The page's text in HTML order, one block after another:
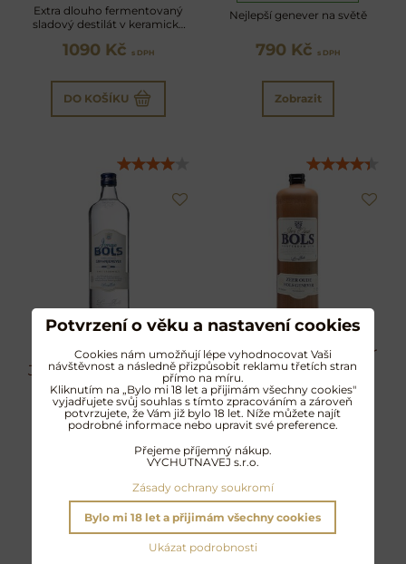
Extra dlouho fermentovaný
sladový destilát v keramické
1090 Kč s DPH
DO KOŠÍKU
Nejlepší genever na světě
790 Kč s DPH
Zobrazit
Bols Amsterdam
Jonge Graangenever 1
l
Extra dlouho fermentovaný
sladový destilát
s DPH
DO KOŠÍKU
Bols Amsterdam Zeer
Oude Genever
Karamelově nasládlá chuť
prověřená staletími
595 Kč
DO KOŠÍKU
Potvrzení o věku a nastavení cookies
Cookies nám umožňují lépe vyhodnocovat Vaši
návštěvnost a následně přizpůsobit reklamu třetích stran
přímo na míru.
Kliknutím na „Bylo mi 18 let a přijimám všechny cookies"
vyjadřujete svůj souhlas s tímto zpracováním a zároveň
potvrzujete, že Vám již bylo 18 let. Níže můžete najít
podrobné informace nebo upravit své preference.
Přejeme příjemný nákup.
VYCHUTNAVEJ s.r.o.
Zásady ochrany soukromí
Ukázat podrobnosti
Bylo mi 18 let a přijimám všechny cookies